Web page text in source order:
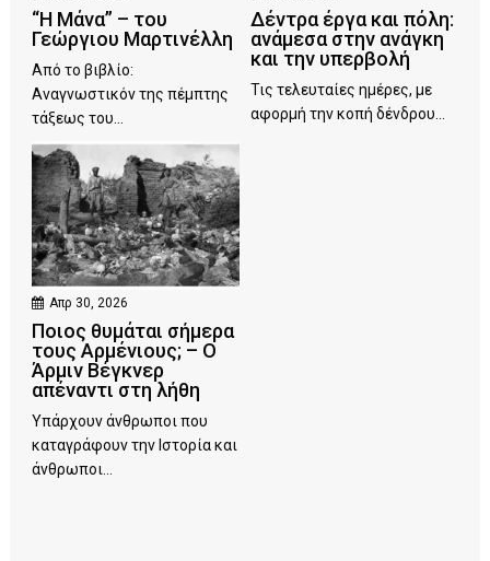
“Η Μάνα” – του
Γεώργιου Μαρτινέλλη
Από το βιβλίο:
Αναγνωστικόν της πέμπτης
τάξεως του...
Δέντρα έργα και πόλη:
ανάμεσα στην ανάγκη
και την υπερβολή
Τις τελευταίες ημέρες, με
αφορμή την κοπή δένδρου...
Απρ 30, 2026
Ποιος θυμάται σήμερα
τους Αρμένιους; – Ο
Άρμιν Βέγκνερ
απέναντι στη λήθη
Υπάρχουν άνθρωποι που
καταγράφουν την Ιστορία και
άνθρωποι...